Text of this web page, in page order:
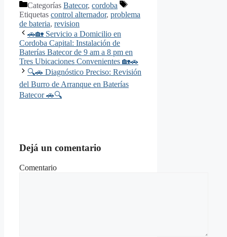
Categorías Batecor, cordoba
Etiquetas control alternador, problema
de bateria, revision
🚗🏡 Servicio a Domicilio en
Cordoba Capital: Instalación de
Baterías Batecor de 9 am a 8 pm en
Tres Ubicaciones Convenientes 🏡🚗
🔍🚗 Diagnóstico Preciso: Revisión
del Burro de Arranque en Baterías
Batecor 🚗🔍
Dejá un comentario
Comentario